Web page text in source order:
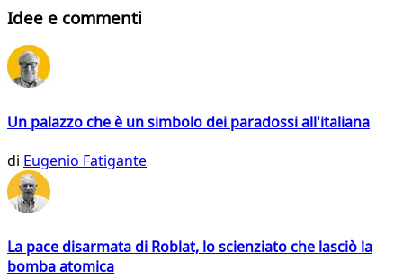
Idee e commenti
Un palazzo che è un simbolo dei paradossi all'italiana
di Eugenio Fatigante
La pace disarmata di Roblat, lo scienziato che lasciò la
bomba atomica